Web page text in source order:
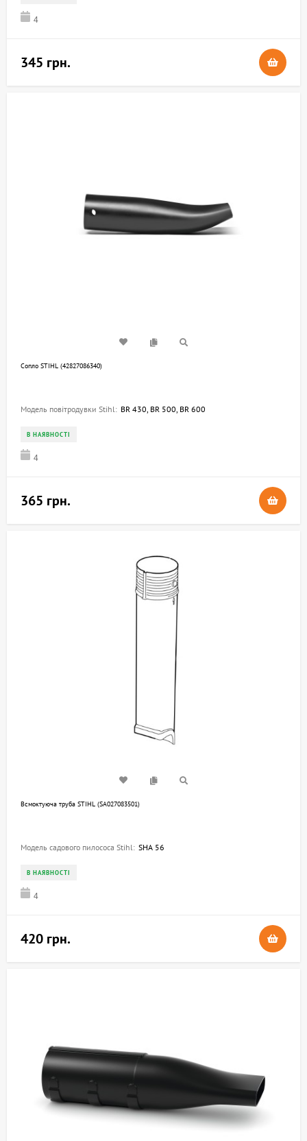
4
345 грн.
Сопло STIHL (42827086340)
Модель повітродувки Stihl: BR 430, BR 500, BR 600
В НАЯВНОСТІ
4
365 грн.
Всмоктуюча труба STIHL (SA027083501)
Модель садового пилососа Stihl: SHA 56
В НАЯВНОСТІ
4
420 грн.